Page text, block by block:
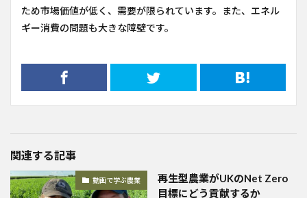
ため市場価値が低く、需要が限られています。また、エネル
ギー消費の問題も大きな障壁です。
関連する記事
動画で学ぶ農業
再生型農業がUKのNet Zero
目標にどう貢献するか